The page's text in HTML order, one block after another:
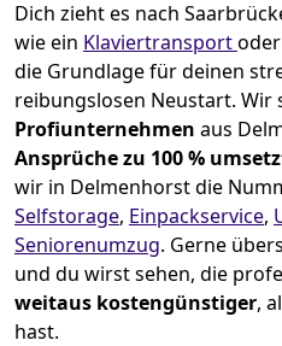
Dich zieht es nach
wie ein Klaviertransport
die Grundlage für deinen
reibungslosen Neustart. Wir
Profiunternehmen aus
Ansprüche zu 100 %
wir in Delmenhorst die
Selfstorage, Einpackservice,
Seniorenumzug. Gerne
und du wirst sehen, die
weitaus kostengünstiger,
hast.